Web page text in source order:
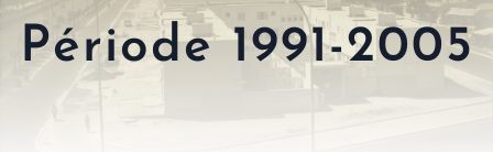
Période 1991-2005